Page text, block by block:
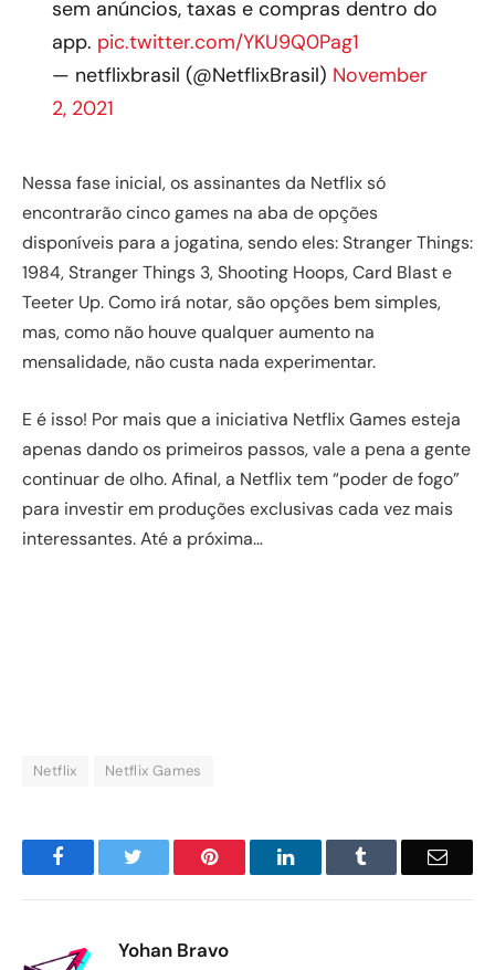
sem anúncios, taxas e compras dentro do
app. pic.twitter.com/YKU9Q0Pag1
— netflixbrasil (@NetflixBrasil) November
2, 2021
Nessa fase inicial, os assinantes da Netflix só
encontrarão cinco games na aba de opções
disponíveis para a jogatina, sendo eles: Stranger Things:
1984, Stranger Things 3, Shooting Hoops, Card Blast e
Teeter Up. Como irá notar, são opções bem simples,
mas, como não houve qualquer aumento na
mensalidade, não custa nada experimentar.
E é isso! Por mais que a iniciativa Netflix Games esteja
apenas dando os primeiros passos, vale a pena a gente
continuar de olho. Afinal, a Netflix tem “poder de fogo”
para investir em produções exclusivas cada vez mais
interessantes. Até a próxima…
Netflix Netflix Games
Facebook Pinterest LinkedIn Email
Yohan Bravo